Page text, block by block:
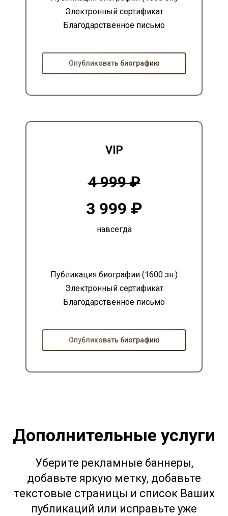
Электронный сертификат
Благодарственное письмо
Опубликовать биографию
VIP
4 999 ₽
3 999 ₽
навсегда
Публикация биографии (1600 зн.)
Электронный сертификат
Благодарственное письмо
Опубликовать биографию
Дополнительные услуги
Уберите рекламные баннеры,
добавьте яркую метку, добавьте
текстовые страницы и список Ваших
публикаций или исправьте уже